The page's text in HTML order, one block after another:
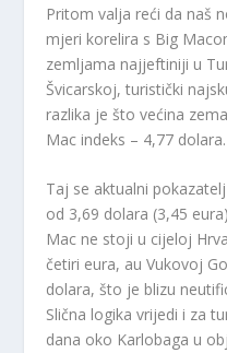
Pritom valja reći da naš
mjeri korelira s Big
zemljama najjeftiniji u
Švicarskoj, turistički
razlika je što većina
Mac indeks – 4,77 dolara.
Taj se aktualni
od 3,69 dolara (3,45
Mac ne stoji u cijeloj
četiri eura, au Vukovoj
dolara, što je blizu
Slična logika vrijedi i za
dana oko Karlobaga u